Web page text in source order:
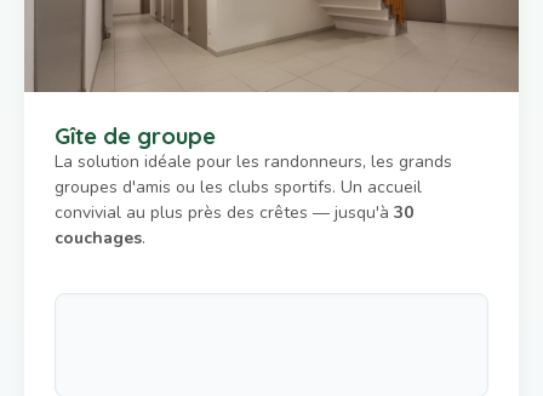
Gîte de groupe
La solution idéale pour les randonneurs, les grands
groupes d'amis ou les clubs sportifs. Un accueil
convivial au plus près des crêtes — jusqu'à 30
couchages.